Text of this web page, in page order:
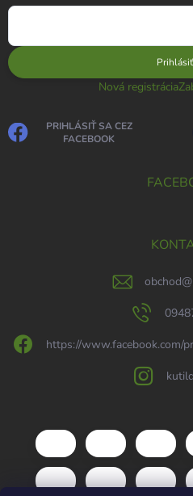
Nová registrácia
PRIHLÁSIŤ SA CEZ
FACEBOOK
obchod@
https://www.facebook.com/